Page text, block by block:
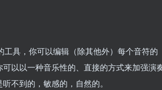
具，你可以编辑（除其他外）每个音符的
以以一种音乐性的、直接的方式来加强演
不到的，敏感的，自然的。